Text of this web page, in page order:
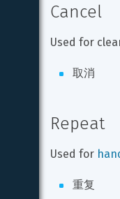
Cancel
Used for
取消
Repeat
Used for
重复